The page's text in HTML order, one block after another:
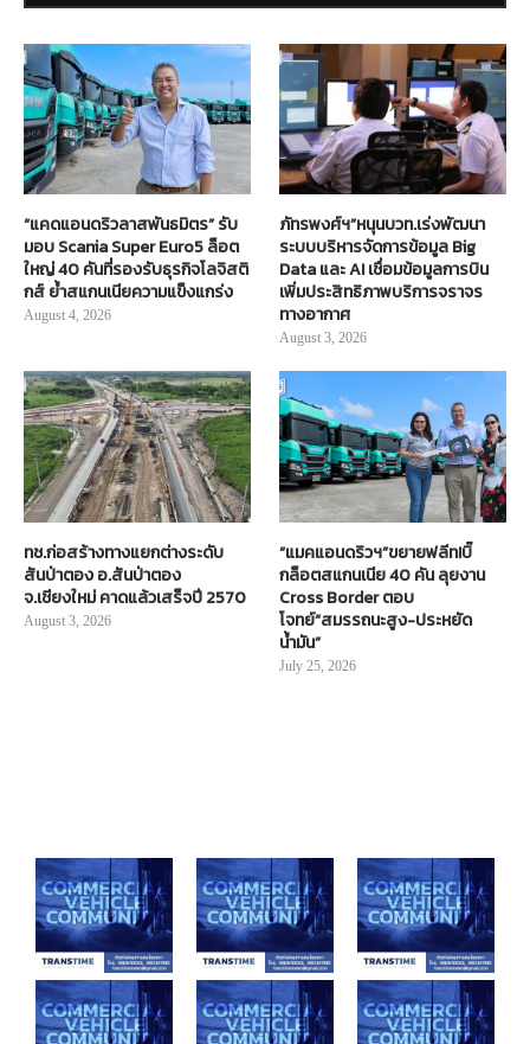
“แคดแอนดริวลาสพันธมิตร” รับ
มอบ Scania Super Euro5 ล็อต
ใหญ่ 40 คันที่รองรับธุรกิจโลจิสติ
กส์ ย้ำสแกนเนียความแข็งแกร่ง
August 4, 2026
ภัทรพงศ์ฯ”หนุนบวท.เร่งพัฒนา
ระบบบริหารจัดการข้อมูล Big
Data และ AI เชื่อมข้อมูลการบิน
เพิ่มประสิทธิภาพบริการจราจร
ทางอากาศ
August 3, 2026
ทช.ก่อสร้างทางแยกต่างระดับ
สันป่าตอง อ.สันป่าตอง
จ.เชียงใหม่ คาดแล้วเสร็จปี 2570
August 3, 2026
“แมคแอนดริวฯ”ขยายฟลีท!บิ๊
กล็อตสแกนเนีย 40 คัน ลุยงาน
Cross Border ตอบ
โจทย์“สมรรถนะสูง-ประหยัด
น้ำมัน”
July 25, 2026